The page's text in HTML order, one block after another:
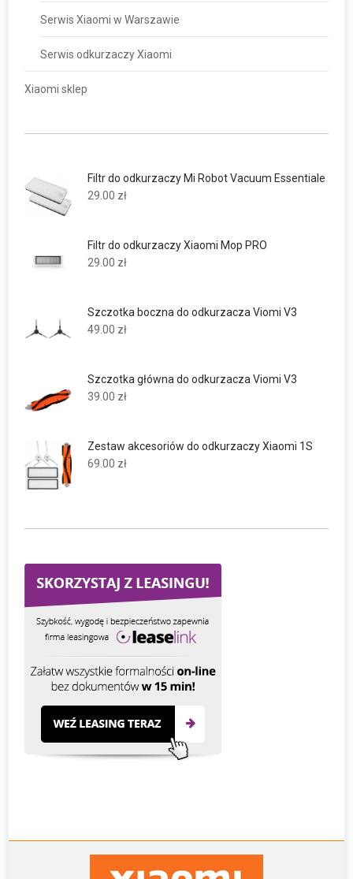
Serwis Xiaomi w Warszawie
Serwis odkurzaczy Xiaomi
Xiaomi sklep
Filtr do odkurzaczy Mi Robot Vacuum Essentiale
29.00 zł
Filtr do odkurzaczy Xiaomi Mop PRO
29.00 zł
Szczotka boczna do odkurzacza Viomi V3
49.00 zł
Szczotka główna do odkurzacza Viomi V3
39.00 zł
Zestaw akcesoriów do odkurzaczy Xiaomi 1S
69.00 zł